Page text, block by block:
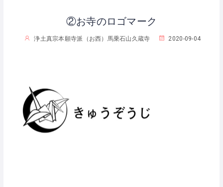
②お寺のロゴマーク
浄土真宗本願寺派（お西）馬乗石山久蔵寺 2020-09-04